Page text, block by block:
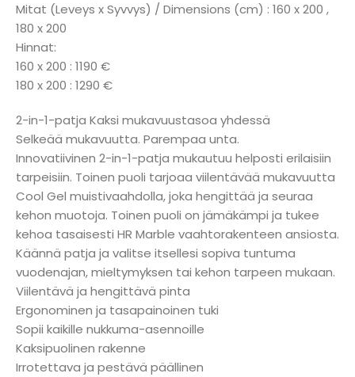
Mitat (Leveys x Syvvys) / Dimensions (cm) : 160 x 200 ,
180 x 200
Hinnat:
160 x 200 : 1190 €
180 x 200 : 1290 €
2-in-1-patja Kaksi mukavuustasoa yhdessä
Selkeää mukavuutta. Parempaa unta.
Innovatiivinen 2-in-1-patja mukautuu helposti erilaisiin
tarpeisiin. Toinen puoli tarjoaa viilentävää mukavuutta
Cool Gel muistivaahdolla, joka hengittää ja seuraa
kehon muotoja. Toinen puoli on jämäkämpi ja tukee
kehoa tasaisesti HR Marble vaahtorakenteen ansiosta.
Käännä patja ja valitse itsellesi sopiva tuntuma
vuodenajan, mieltymyksen tai kehon tarpeen mukaan.
Viilentävä ja hengittävä pinta
Ergonominen ja tasapainoinen tuki
Sopii kaikille nukkuma-asennoille
Kaksipuolinen rakenne
Irrotettava ja pestävä päällinen